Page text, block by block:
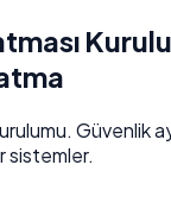
Güvenlik
sistemler.